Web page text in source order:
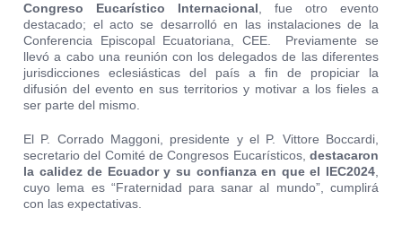
Congreso Eucarístico Internacional , fue otro evento
destacado; el acto se desarrolló en las instalaciones de la
Conferencia Episcopal Ecuatoriana, CEE. Previamente se
llevó a cabo una reunión con los delegados de las diferentes
jurisdicciones eclesiásticas del país a fin de propiciar la
difusión del evento en sus territorios y motivar a los fieles a
ser parte del mismo.
El P. Corrado Maggoni, presidente y el P. Vittore Boccardi,
secretario del Comité de Congresos Eucarísticos, destacaron
la calidez de Ecuador y su confianza en que el IEC2024,
cuyo lema es “Fraternidad para sanar al mundo”, cumplirá
con las expectativas.